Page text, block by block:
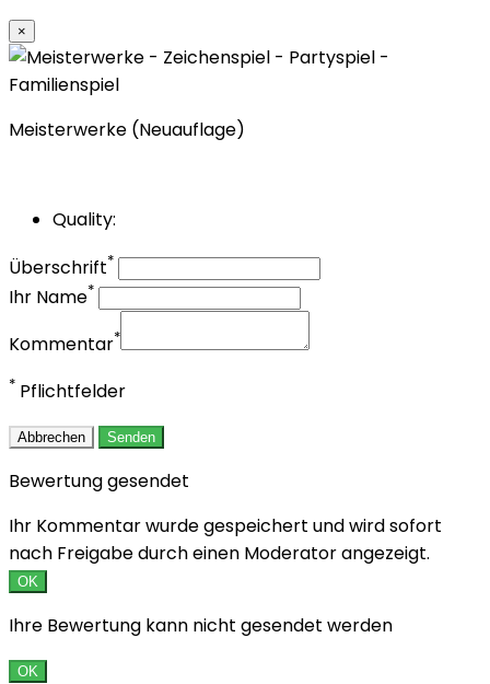
×
Meisterwerke (Neuauflage)
Quality:
Überschrift*
Ihr Name*
Kommentar*
* Pflichtfelder
Abbrechen Senden
Bewertung gesendet
Ihr Kommentar wurde gespeichert und wird sofort
nach Freigabe durch einen Moderator angezeigt.
OK
Ihre Bewertung kann nicht gesendet werden
OK